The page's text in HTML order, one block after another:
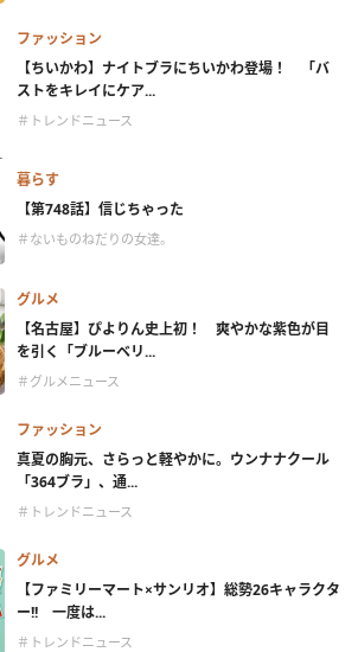
ファッション
【ちいかわ】ナイトブラにちいかわ登場！ 「バ
ストをキレイにケア...
＃トレンドニュース
暮らす
【第748話】信じちゃった
＃ないものねだりの女達。
グルメ
【名古屋】ぴよりん史上初！ 爽やかな紫色が目
を引く「ブルーベリ...
＃グルメニュース
ファッション
真夏の胸元、さらっと軽やかに。ウンナナクール
「364ブラ」、通...
＃トレンドニュース
グルメ
【ファミリーマート×サンリオ】総勢26キャラクタ
ー!! 一度は...
＃トレンドニュース